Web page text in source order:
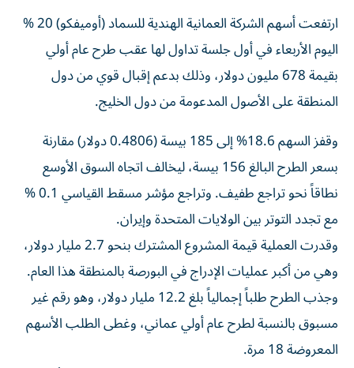
ارتفعت ‌أسهم الشركة العمانية الهندية للسماد (أوميفكو) 20 %
اليوم الأربعاء في أول جلسة تداول لها عقب طرح عام أولي
بقيمة 678 مليون دولار، وذلك بدعم إقبال قوي من دول
المنطقة على الأصول المدعومة من دول الخليج.
وقفز ‌السهم 18.6% إلى 185 بيسة (0.4806 دولار) مقارنة
بسعر الطرح البالغ 156 بيسة، ليخالف ⁠اتجاه السوق الأوسع
نطاقاً نحو تراجع طفيف. وتراجع مؤشر مسقط القياسي 0.1 %
مع تجدد التوتر بين الولايات المتحدة وإيران.
وقدرت العملية قيمة المشروع المشترك بنحو 2.7 مليار دولار،
وهي من أكبر عمليات الإدراج في البورصة بالمنطقة هذا العام.
وجذب الطرح طلباً إجمالياً بلغ 12.2 مليار دولار، وهو رقم غير
مسبوق بالنسبة لطرح عام أولي عماني، وغطى الطلب الأسهم
المعروضة ​18 مرة.